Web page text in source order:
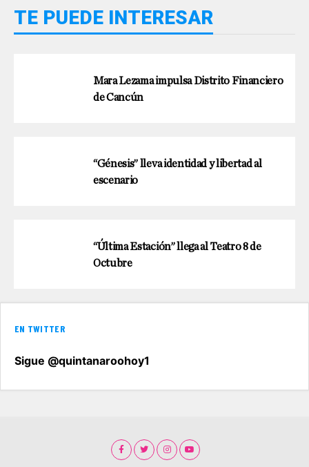
TE PUEDE INTERESAR
Mara Lezama impulsa Distrito Financiero
de Cancún
“Génesis” lleva identidad y libertad al
escenario
“Última Estación” llega al Teatro 8 de
Octubre
EN TWITTER
Sigue @quintanaroohoy1